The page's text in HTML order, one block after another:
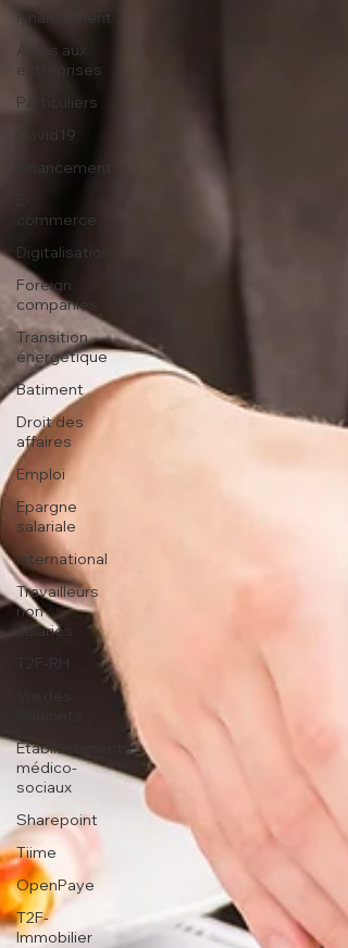
Financement
Aides aux
entreprises
Particuliers
Covid19
Financement
commerce
Digitalisation
Foreign
companies
Transition
énergétique
Batiment
Droit des
affaires
Emploi
Epargne
salariale
International
Travailleurs
non
salariés
T2F-RH
Etablissements
médico-
sociaux
Sharepoint
Tiime
OpenPaye
T2F-
Immobilier